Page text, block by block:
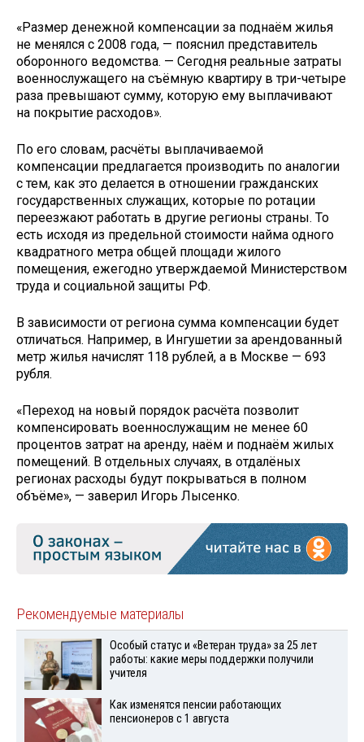
«Размер денежной компенсации за поднаём жилья
не менялся с 2008 года, — пояснил представитель
оборонного ведомства. — Сегодня реальные затраты
военнослужащего на съёмную квартиру в три-четыре
раза превышают сумму, которую ему выплачивают
на покрытие расходов».
По его словам, расчёты выплачиваемой
компенсации предлагается производить по аналогии
с тем, как это делается в отношении гражданских
государственных служащих, которые по ротации
переезжают работать в другие регионы страны. То
есть исходя из предельной стоимости найма одного
квадратного метра общей площади жилого
помещения, ежегодно утверждаемой Министерством
труда и социальной защиты РФ.
В зависимости от региона сумма компенсации будет
отличаться. Например, в Ингушетии за арендованный
метр жилья начислят 118 рублей, а в Москве — 693
рубля.
«Переход на новый порядок расчёта позволит
компенсировать военнослужащим не менее 60
процентов затрат на аренду, наём и поднаём жилых
помещений. В отдельных случаях, в отдалёных
регионах расходы будут покрываться в полном
объёме», — заверил Игорь Лысенко.
Рекомендуемые материалы
Особый статус и «Ветеран труда» за 25 лет
работы: какие меры поддержки получили
учителя
Как изменятся пенсии работающих
пенсионеров с 1 августа